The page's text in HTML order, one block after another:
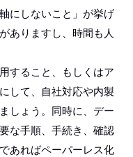
にしないこと」が挙げ
ありますし、時間も人
すること、もしくはア
して、自社対応や内製
しょう。同時に、デー
な手順、手続き、確認
あればペーパーレス化